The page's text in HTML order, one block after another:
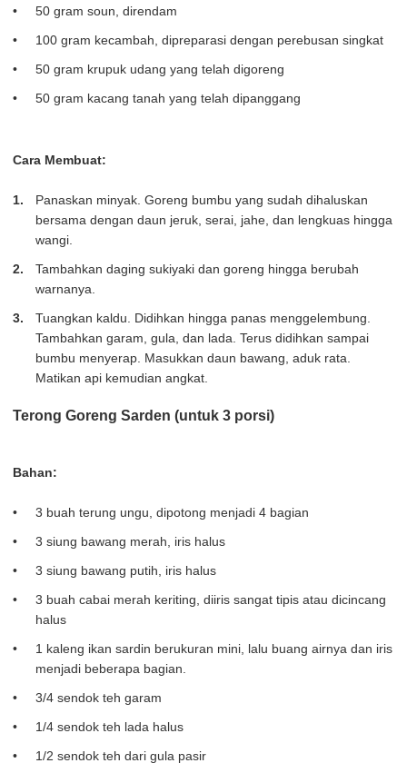
50 gram soun, direndam
100 gram kecambah, dipreparasi dengan perebusan singkat
50 gram krupuk udang yang telah digoreng
50 gram kacang tanah yang telah dipanggang
Cara Membuat:
Panaskan minyak. Goreng bumbu yang sudah dihaluskan
bersama dengan daun jeruk, serai, jahe, dan lengkuas hingga
wangi.
Tambahkan daging sukiyaki dan goreng hingga berubah
warnanya.
Tuangkan kaldu. Didihkan hingga panas menggelembung.
Tambahkan garam, gula, dan lada. Terus didihkan sampai
bumbu menyerap. Masukkan daun bawang, aduk rata.
Matikan api kemudian angkat.
Terong Goreng Sarden (untuk 3 porsi)
Bahan:
3 buah terung ungu, dipotong menjadi 4 bagian
3 siung bawang merah, iris halus
3 siung bawang putih, iris halus
3 buah cabai merah keriting, diiris sangat tipis atau dicincang
halus
1 kaleng ikan sardin berukuran mini, lalu buang airnya dan iris
menjadi beberapa bagian.
3/4 sendok teh garam
1/4 sendok teh lada halus
1/2 sendok teh dari gula pasir